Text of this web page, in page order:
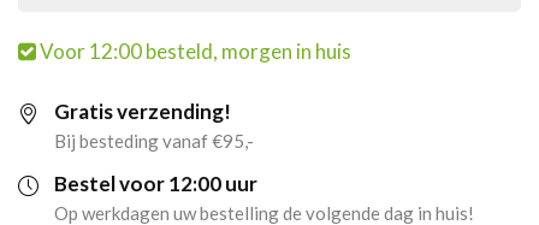
40gr)
(BOL)
aantal
Voor 12:00 besteld, morgen in huis
Gratis verzending!
Bij besteding vanaf €95,-
Bestel voor 12:00 uur
Op werkdagen uw bestelling de volgende dag in huis!